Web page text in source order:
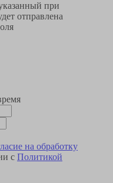
при
отправлена
на обработку
с Политикой